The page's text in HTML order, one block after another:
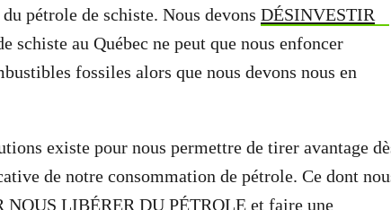
pétrole de schiste. Nous devons DÉSINVESTIR
schiste au Québec ne peut que nous enfoncer
fossiles alors que nous devons nous en
existe pour nous permettre de tirer avantage
de notre consommation de pétrole. Ce dont
NOUS LIBÉRER DU PÉTROLE et faire une